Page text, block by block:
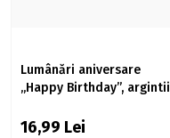
Lumânări aniversare
„Happy Birthday”, argintii
16,99 Lei